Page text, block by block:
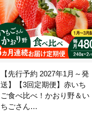
【先行予約 2027年1月～発
送】【3回定期便】赤いち
ご食べ比べ！かおり野＆い
ちごさん